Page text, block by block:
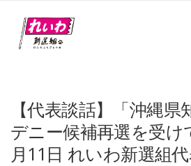
【代表談話】「沖縄県
デニー候補再選を受け
月11日 れいわ新選組代